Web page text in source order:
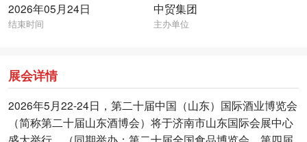
2026年05月24日
结束时间
中贸集团
主办单位
展会详情
2026年5月22-24日，第二十届中国（山东）国际酒业博览会
（简称第二十届山东酒博会）将于济南市山东国际会展中心